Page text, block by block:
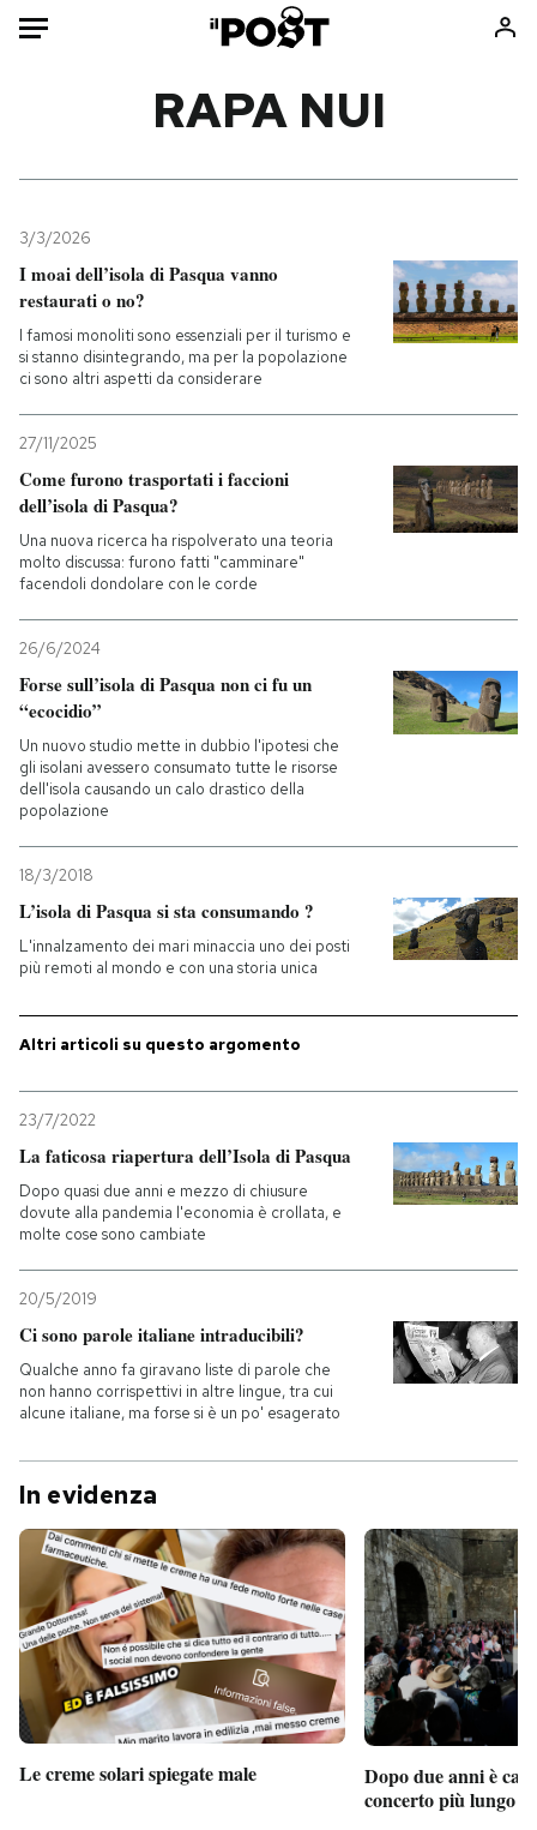
Mondo
Politica
Tecnologia
Internet
Scienza
Economia
Sport
Consumismi
Ok Boomer!
Mondiali calcio 2026
PODCAST
NEWSLETTER
I MIEI PREFERITI
SHOP
CALENDARIO
AREA PERSONALE
RAPA NUI
3/3/2026
I moai dell’isola di Pasqua vanno
restaurati o no?
I famosi monoliti sono essenziali per il turismo e
si stanno disintegrando, ma per la popolazione
ci sono altri aspetti da considerare
27/11/2025
Come furono trasportati i faccioni
dell’isola di Pasqua?
Una nuova ricerca ha rispolverato una teoria
molto discussa: furono fatti "camminare"
facendoli dondolare con le corde
26/6/2024
Forse sull’isola di Pasqua non ci fu un
“ecocidio”
Un nuovo studio mette in dubbio l'ipotesi che
gli isolani avessero consumato tutte le risorse
dell'isola causando un calo drastico della
popolazione
18/3/2018
L’isola di Pasqua si sta consumando ?
L'innalzamento dei mari minaccia uno dei posti
più remoti al mondo e con una storia unica
Altri articoli su questo argomento
23/7/2022
La faticosa riapertura dell’Isola di Pasqua
Dopo quasi due anni e mezzo di chiusure
dovute alla pandemia l'economia è crollata, e
molte cose sono cambiate
20/5/2019
Ci sono parole italiane intraducibili?
Qualche anno fa giravano liste di parole che
non hanno corrispettivi in altre lingue, tra cui
alcune italiane, ma forse si è un po' esagerato
In evidenza
Le creme solari spiegate male
Dopo due anni è
concerto più lungo